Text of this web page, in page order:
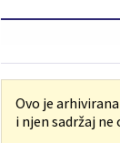
Ovo je
i njen sadržaj